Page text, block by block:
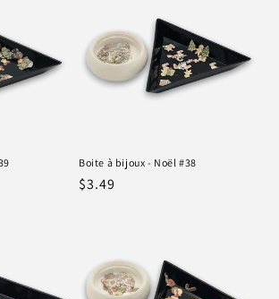
Boite à bijoux - Noël #38
Prix
$3.49